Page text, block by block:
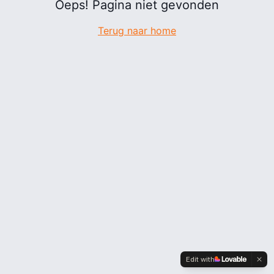
Oeps! Pagina niet gevonden
Terug naar home
Edit with